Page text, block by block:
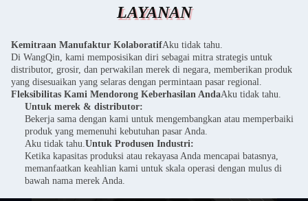
LAYANAN
Kemitraan Manufaktur KolaboratifAku tidak tahu.
Di WangQin, kami memposisikan diri sebagai mitra strategis untuk
distributor, grosir, dan perwakilan merek di negara, memberikan produk
yang disesuaikan yang selaras dengan permintaan pasar regional.
Fleksibilitas Kami Mendorong Keberhasilan AndaAku tidak tahu.
Untuk merek & distributor:
Bekerja sama dengan kami untuk mengembangkan atau memperbaiki
produk yang memenuhi kebutuhan pasar Anda.
Aku tidak tahu.Untuk Produsen Industri:
Ketika kapasitas produksi atau rekayasa Anda mencapai batasnya,
memanfaatkan keahlian kami untuk skala operasi dengan mulus di
bawah nama merek Anda.